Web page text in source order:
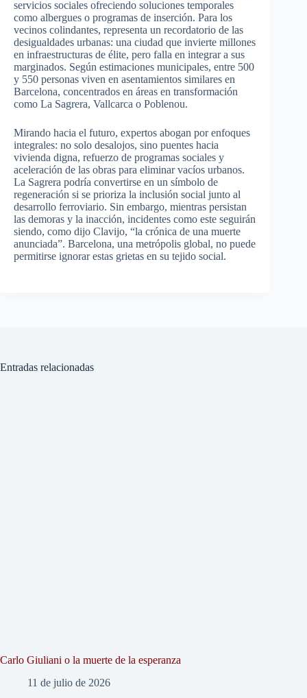
servicios sociales ofreciendo soluciones temporales
como albergues o programas de inserción. Para los
vecinos colindantes, representa un recordatorio de las
desigualdades urbanas: una ciudad que invierte millones
en infraestructuras de élite, pero falla en integrar a sus
marginados. Según estimaciones municipales, entre 500
y 550 personas viven en asentamientos similares en
Barcelona, concentrados en áreas en transformación
como La Sagrera, Vallcarca o Poblenou.
Mirando hacia el futuro, expertos abogan por enfoques
integrales: no solo desalojos, sino puentes hacia
vivienda digna, refuerzo de programas sociales y
aceleración de las obras para eliminar vacíos urbanos.
La Sagrera podría convertirse en un símbolo de
regeneración si se prioriza la inclusión social junto al
desarrollo ferroviario. Sin embargo, mientras persistan
las demoras y la inacción, incidentes como este seguirán
siendo, como dijo Clavijo, “la crónica de una muerte
anunciada”. Barcelona, una metrópolis global, no puede
permitirse ignorar estas grietas en su tejido social.
Entradas relacionadas
Carlo Giuliani o la muerte de la esperanza
11 de julio de 2026